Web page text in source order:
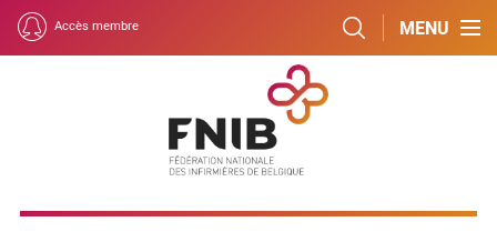
MENU
Accès membre